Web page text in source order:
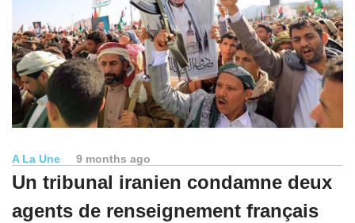
A La Une 9 months ago
Un tribunal iranien condamne deux
agents de renseignement français